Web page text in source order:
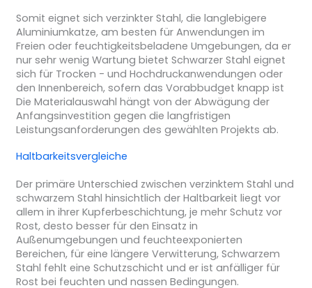
Somit eignet sich verzinkter Stahl, die langlebigere
Aluminiumkatze, am besten für Anwendungen im
Freien oder feuchtigkeitsbeladene Umgebungen, da er
nur sehr wenig Wartung bietet Schwarzer Stahl eignet
sich für Trocken - und Hochdruckanwendungen oder
den Innenbereich, sofern das Vorabbudget knapp ist
Die Materialauswahl hängt von der Abwägung der
Anfangsinvestition gegen die langfristigen
Leistungsanforderungen des gewählten Projekts ab.
Haltbarkeitsvergleiche
Der primäre Unterschied zwischen verzinktem Stahl und
schwarzem Stahl hinsichtlich der Haltbarkeit liegt vor
allem in ihrer Kupferbeschichtung, je mehr Schutz vor
Rost, desto besser für den Einsatz in
Außenumgebungen und feuchteexponierten
Bereichen, für eine längere Verwitterung, Schwarzem
Stahl fehlt eine Schutzschicht und er ist anfälliger für
Rost bei feuchten und nassen Bedingungen.